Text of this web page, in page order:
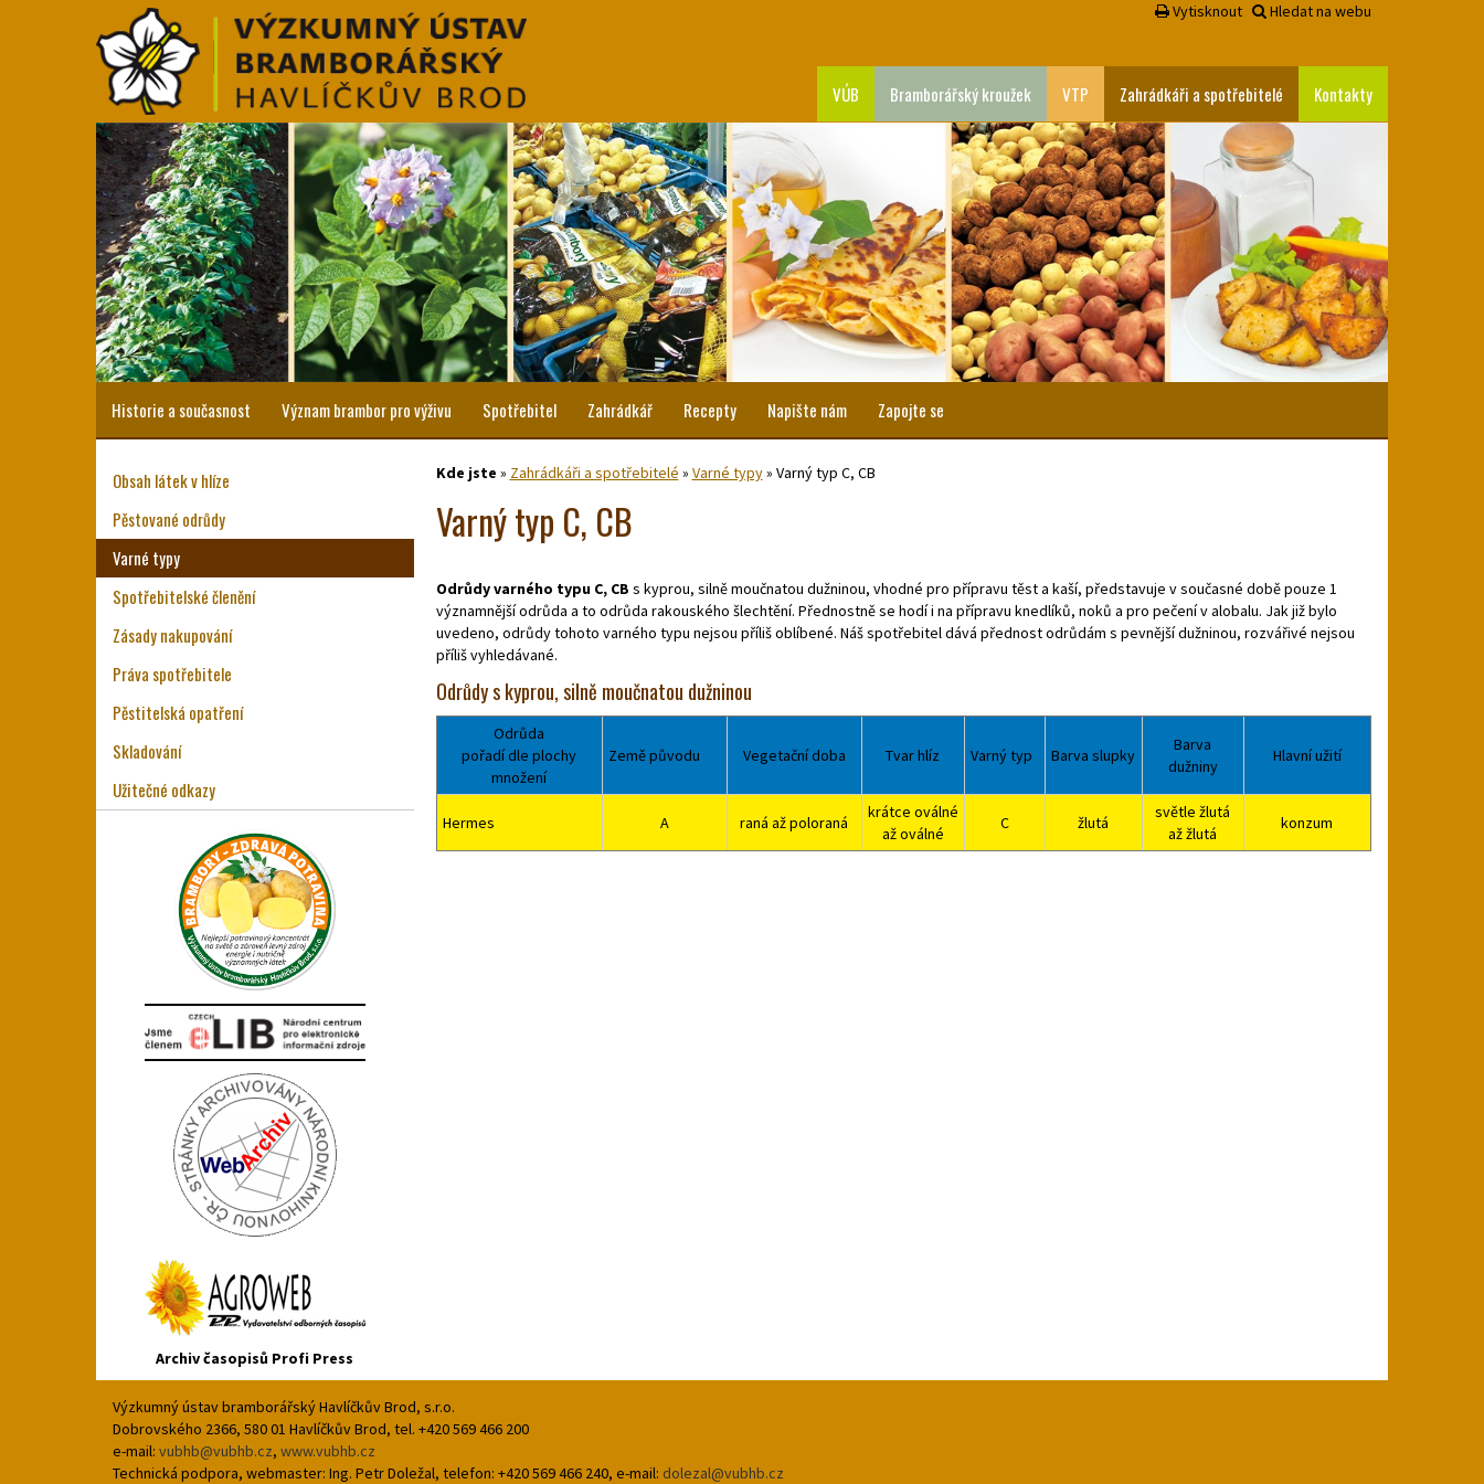
Vytisknout Hledat na webu
VÚB Bramborářský kroužek VTP Zahrádkáři a spotřebitelé Kontakty
Historie a současnost Význam brambor pro výživu Spotřebitel Zahrádkář Recepty Napište nám Zapojte se
Kde jste » Zahrádkáři a spotřebitelé » Varné typy» Varný typ C, CB
Varný typ C, CB
Odrůdy varného typu C, CB s kyprou, silně moučnatou dužninou, vhodné pro přípravu těst a kaší, představuje v současné době pouze 1
významnější odrůda a to odrůda rakouského šlechtění. Přednostně se hodí i na přípravu knedlíků, noků a pro pečení v alobalu. Jak již bylo
uvedeno, odrůdy tohoto varného typu nejsou příliš oblíbené. Náš spotřebitel dává přednost odrůdám s pevnější dužninou, rozvářivé nejsou
příliš vyhledávané.
Odrůdy s kyprou, silně moučnatou dužninou
Odrůda
pořadí dle plochy
množení
Země původu Vegetační doba Tvar hlíz Varný typ Barva slupky
Barva
dužniny
Hlavní užití
Hermes A raná až poloraná
krátce oválné
až oválné
C žlutá
světle žlutá
až žlutá
konzum
Obsah látek v hlíze
Pěstované odrůdy
Varné typy
Spotřebitelské členění
Zásady nakupování
Práva spotřebitele
Pěstitelská opatření
Skladování
Užitečné odkazy
Archiv časopisů Profi Press
Výzkumný ústav bramborářský Havlíčkův Brod, s.r.o.
Dobrovského 2366, 580 01 Havlíčkův Brod, tel. +420 569 466 200
e-mail: vubhb@vubhb.cz, www.vubhb.cz
Technická podpora, webmaster: Ing. Petr Doležal, telefon: +420 569 466 240, e-mail: dolezal@vubhb.cz